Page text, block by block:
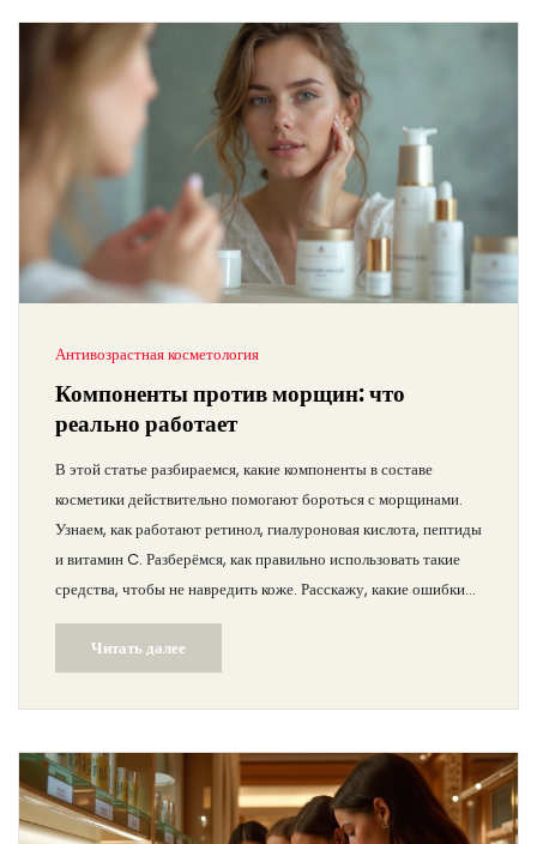
Антивозрастная косметология
Компоненты против морщин: что
реально работает
В этой статье разбираемся, какие компоненты в составе
косметики действительно помогают бороться с морщинами.
Узнаем, как работают ретинол, гиалуроновая кислота, пептиды
и витамин C. Разберёмся, как правильно использовать такие
средства, чтобы не навредить коже. Расскажу, какие ошибки
допускают чаще всего и на что стоит обращать внимание,
выбирая кремы или сыворотки. Будет честно, просто и по делу
— без рекламных обещаний.
Читать далее